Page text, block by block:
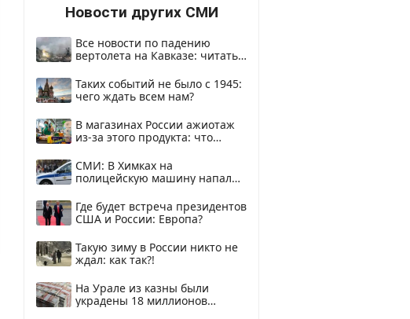
Новости других СМИ
Все новости по падению
вертолета на Кавказе: читать
Таких событий не было с 1945:
чего ждать всем нам?
В магазинах России ажиотаж
из-за этого продукта: что
СМИ: В Химках на
полицейскую машину напали
Где будет встреча президентов
США и России: Европа?
Такую зиму в России никто не
ждал: как так?!
На Урале из казны были
украдены 18 миллионов